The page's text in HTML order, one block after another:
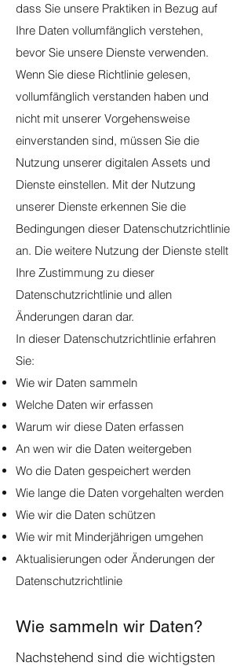
dass Sie unsere Praktiken in Bezug auf
Ihre Daten vollumfänglich verstehen,
bevor Sie unsere Dienste verwenden.
Wenn Sie diese Richtlinie gelesen,
vollumfänglich verstanden haben und
nicht mit unserer Vorgehensweise
einverstanden sind, müssen Sie die
Nutzung unserer digitalen Assets und
Dienste einstellen. Mit der Nutzung
unserer Dienste erkennen Sie die
Bedingungen dieser Datenschutzrichtlinie
an. Die weitere Nutzung der Dienste stellt
Ihre Zustimmung zu dieser
Datenschutzrichtlinie und allen
Änderungen daran dar.
In dieser Datenschutzrichtlinie erfahren
Sie:
Wie wir Daten sammeln
Welche Daten wir erfassen
Warum wir diese Daten erfassen
An wen wir die Daten weitergeben
Wo die Daten gespeichert werden
Wie lange die Daten vorgehalten werden
Wie wir die Daten schützen
Wie wir mit Minderjährigen umgehen
Aktualisierungen oder Änderungen der
Datenschutzrichtlinie
Wie sammeln wir Daten?
Nachstehend sind die wichtigsten